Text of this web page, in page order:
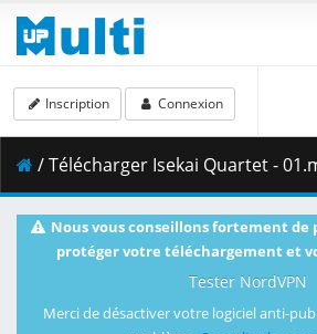
Inscription Connexion
/ Télécharger Isekai Quartet - 01.mkv.002 (
Nous vous conseillons fortement de
protéger votre téléchargement et
Tester NordVPN
Merci de désactiver votre logiciel anti-